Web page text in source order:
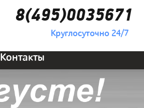
8(495)0035671
Круглосуточно 24/7
Контакты